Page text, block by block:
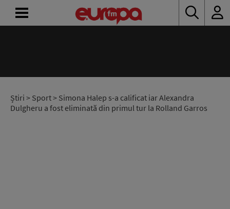
Știri > Sport> Simona Halep s-a calificat iar Alexandra
Dulgheru a fost eliminată din primul tur la Rolland Garros
RADIO